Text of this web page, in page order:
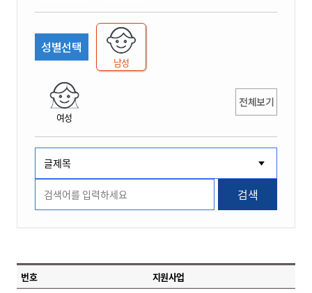
성별선택
남성
여성
전체보기
검색
번호 지원사업